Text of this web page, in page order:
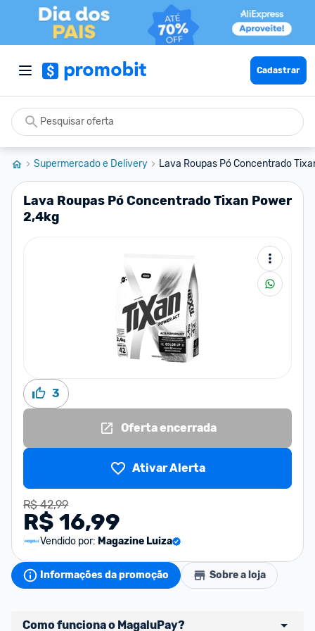
Cadastrar
Supermercado e Delivery Lava Roupas Pó Concentrado
Lava Roupas Pó Concentrado Tixan Power
2,4kg
3
Oferta encerrada
Ativar Alerta
R$ 42,99
R$ 16,99
Vendido por: Magazine Luiza
Informações da promoção Sobre a loja
Como funciona o MagaluPay?